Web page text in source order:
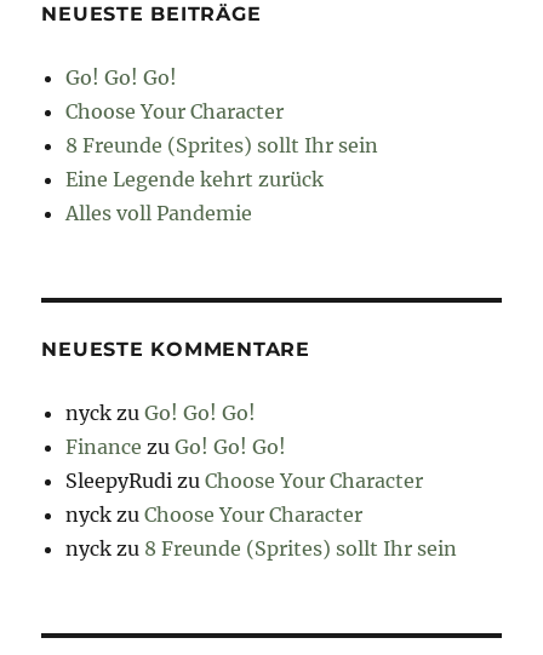
NEUESTE BEITRÄGE
Go! Go! Go!
Choose Your Character
8 Freunde (Sprites) sollt Ihr sein
Eine Legende kehrt zurück
Alles voll Pandemie
NEUESTE KOMMENTARE
nyck zuGo! Go! Go!
Finance zuGo! Go! Go!
SleepyRudi zuChoose Your Character
nyck zuChoose Your Character
nyck zu 8 Freunde (Sprites) sollt Ihr sein